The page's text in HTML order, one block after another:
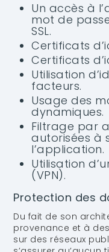
Un accès à
mot de
SSL.
Certificats
Certificats
Utilisation
facteurs.
Usage des
dynamiques.
Filtrage par
autorisées à
l’application.
Utilisation
(VPN).
Protection des
Du fait de son
provenance et à
sur des réseaux